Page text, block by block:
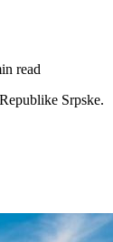
read
Srpske.